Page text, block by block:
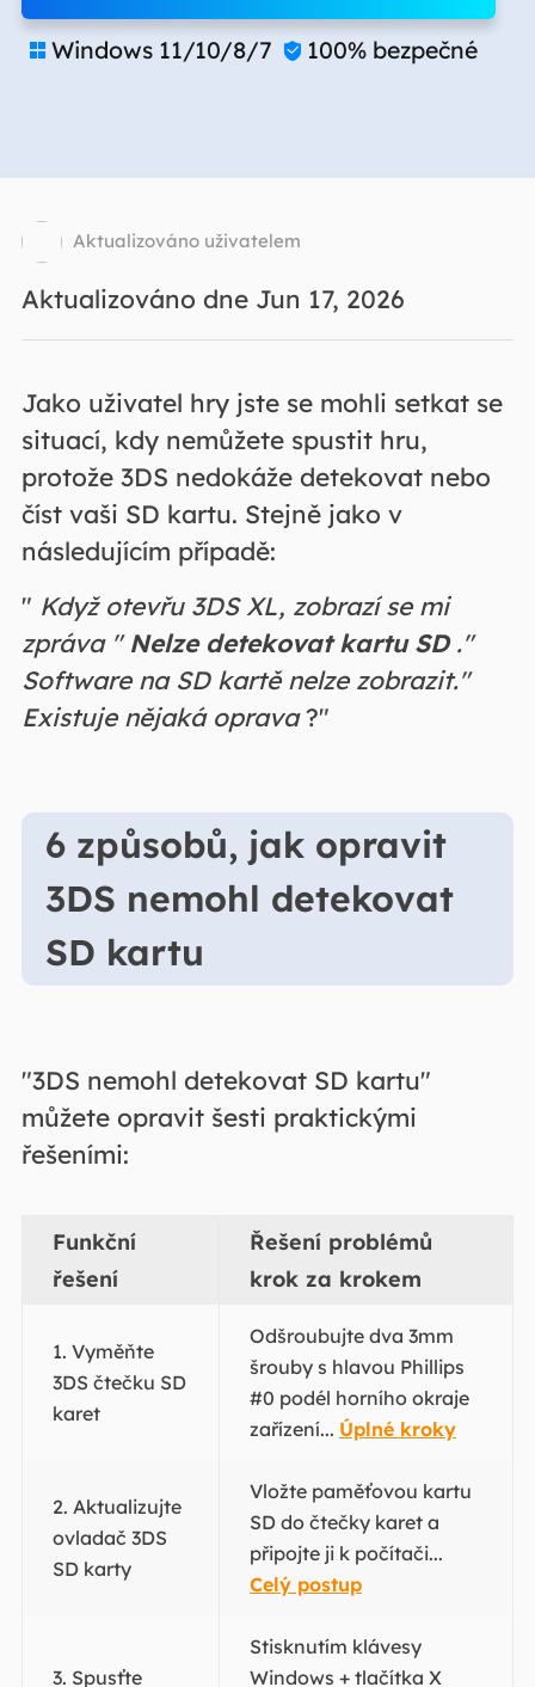
 Windows 11/10/8/7  100% bezpečné
Aktualizováno uživatelem
Aktualizováno dne Jun 17, 2026
Jako uživatel hry jste se mohli setkat se
situací, kdy nemůžete spustit hru,
protože 3DS nedokáže detekovat nebo
číst vaši SD kartu. Stejně jako v
následujícím případě:
" Když otevřu 3DS XL, zobrazí se mi
zpráva "Nelze detekovat kartu SD."
Software na SD kartě nelze zobrazit."
Existuje nějaká oprava?"
6 způsobů, jak opravit
3DS nemohl detekovat
SD kartu
"3DS nemohl detekovat SD kartu"
můžete opravit šesti praktickými
řešeními:
Funkční
řešení
Řešení problémů
krok za krokem
1. Vyměňte
3DS čtečku SD
karet
Odšroubujte dva 3mm
šrouby s hlavou Phillips
#0 podél horního okraje
zařízení... Úplné kroky
2. Aktualizujte
ovladač 3DS
SD karty
Vložte paměťovou kartu
SD do čtečky karet a
připojte ji k počítači...
Celý postup
3. Spusťte
Stisknutím klávesy
Windows + tlačítka X